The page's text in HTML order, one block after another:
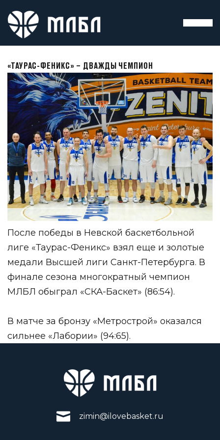
«ТАУРАС-ФЕНИКС» – ДВАЖДЫ ЧЕМПИОН
После победы в Невской баскетбольной
лиге «Таурас-Феникс» взял еще и золотые
медали Высшей лиги Санкт-Петербурга. В
финале сезона многократный чемпион
МЛБЛ обыграл «СКА-Баскет» (86:54).
В матче за бронзу «Метрострой» оказался
сильнее «Лабории» (94:65).
zimin@ilovebasket.ru